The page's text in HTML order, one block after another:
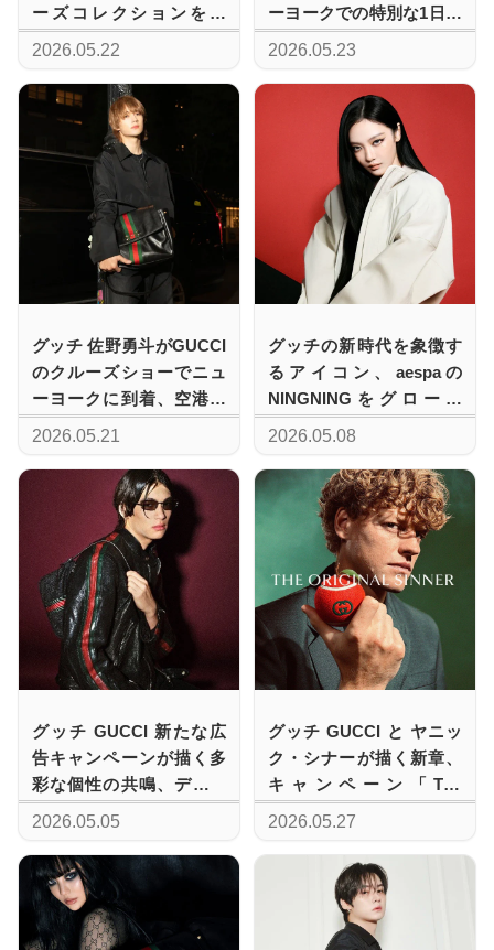
ーズコレクションを発
表、新たなスタイルへの
2026.05.22
ーヨークでの特別な1日に
密着
2026.05.23
グッチ 佐野勇斗がGUCCI
のクルーズショーでニュ
ーヨークに到着、空港で
見せた洗練のトラベルス
2026.05.21
グッチの新時代を象徴す
るアイコン、aespaの
NINGNINGをグローバ
ル・ブランドアンバサダ
2026.05.08
グッチ GUCCI 新たな広
告キャンペーンが描く多
彩な個性の共鳴、デムナ
による独創的な視点
2026.05.05
グッチ GUCCI と ヤニッ
ク・シナーが描く新章、
キャンペーン「The
Original Sinner」の全貌
2026.05.27